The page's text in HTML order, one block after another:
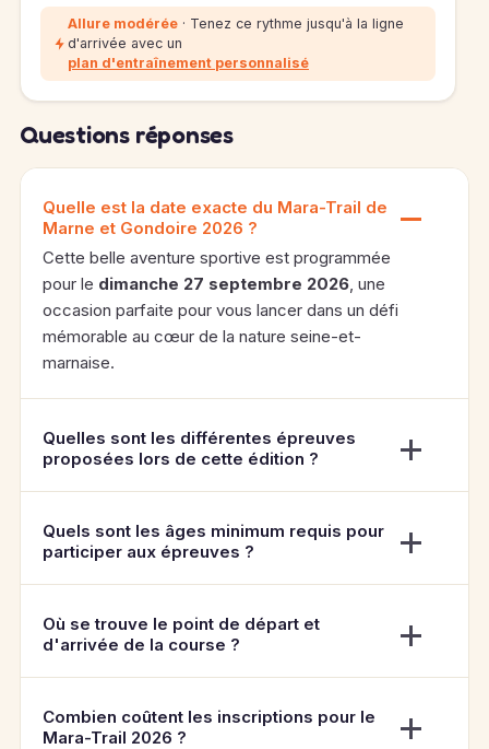
Allure modérée · Tenez ce rythme jusqu'à la ligne
d'arrivée avec un
plan d'entraînement personnalisé
Questions réponses
Quelle est la date exacte du Mara-Trail de
Marne et Gondoire 2026 ?
Cette belle aventure sportive est programmée
pour le dimanche 27 septembre 2026, une
occasion parfaite pour vous lancer dans un défi
mémorable au cœur de la nature seine-et-
marnaise.
Quelles sont les différentes épreuves
proposées lors de cette édition ?
Quels sont les âges minimum requis pour
participer aux épreuves ?
Où se trouve le point de départ et
d'arrivée de la course ?
Combien coûtent les inscriptions pour le
Mara-Trail 2026 ?